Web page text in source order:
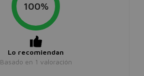
100%
Lo recomiendan
Basado en 1 valoración